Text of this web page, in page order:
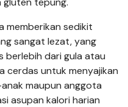
memberikan sedikit
sangat lezat, yang
berlebih dari gula atau
cerdas untuk menyajikan
maupun anggota
asupan kalori harian